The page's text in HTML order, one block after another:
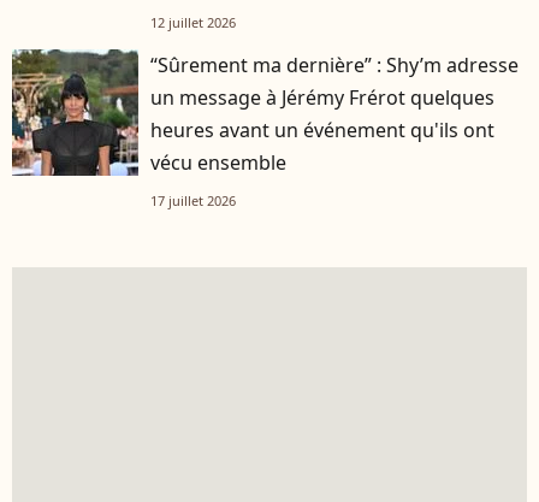
12 juillet 2026
“Sûrement ma dernière” : Shy’m adresse
un message à Jérémy Frérot quelques
heures avant un événement qu'ils ont
vécu ensemble
17 juillet 2026